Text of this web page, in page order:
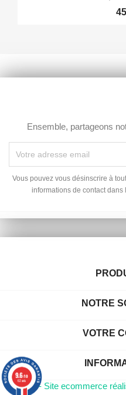
Ensemble, partageons
Vous pouvez vous désinscrire à
informations de contact
NOTRE
VOTRE
© 2026 - Site ecommerce
9.6/10
62 avis